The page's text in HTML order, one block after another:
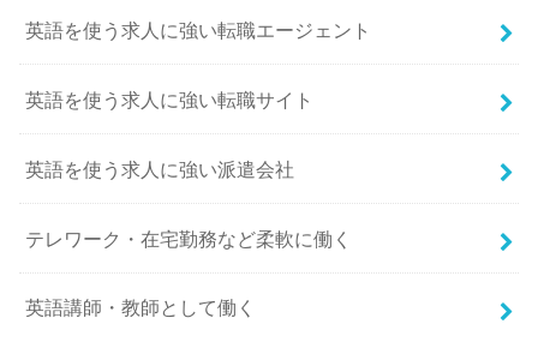
英語を使う求人に強い転職エージェント
英語を使う求人に強い転職サイト
英語を使う求人に強い派遣会社
テレワーク・在宅勤務など柔軟に働く
英語講師・教師として働く